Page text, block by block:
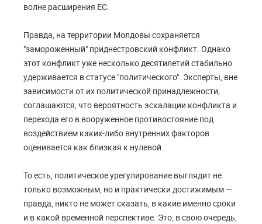
волне расширения ЕС.
Правда, на территории Молдовы сохраняется
"замороженный" приднестровский конфликт. Однако
этот конфликт уже несколько десятилетий стабильно
удерживается в статусе "политического". Эксперты, вне
зависимости от их политической принадлежности,
соглашаются, что вероятность эскалации конфликта и
перехода его в вооруженное противостояние под
воздействием каких-либо внутренних факторов
оценивается как близкая к нулевой.
То есть, политическое урегулирование выглядит не
только возможным, но и практически достижимым —
правда, никто не может сказать, в какие именно сроки
и в какой временной перспективе. Это, в свою очередь,